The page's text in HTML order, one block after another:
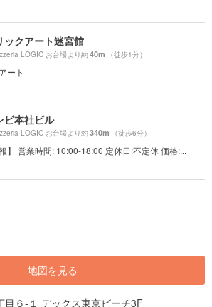
ックアート迷宮館
LOGIC お台場より約40m （徒歩1分）
ート
ビ本社ビル
LOGIC お台場より約340m （徒歩6分）
】 営業時間: 10:00-18:00 定休日:不定休 価格:...
地図を見る
目６-１ デックス東京ビーチ3F